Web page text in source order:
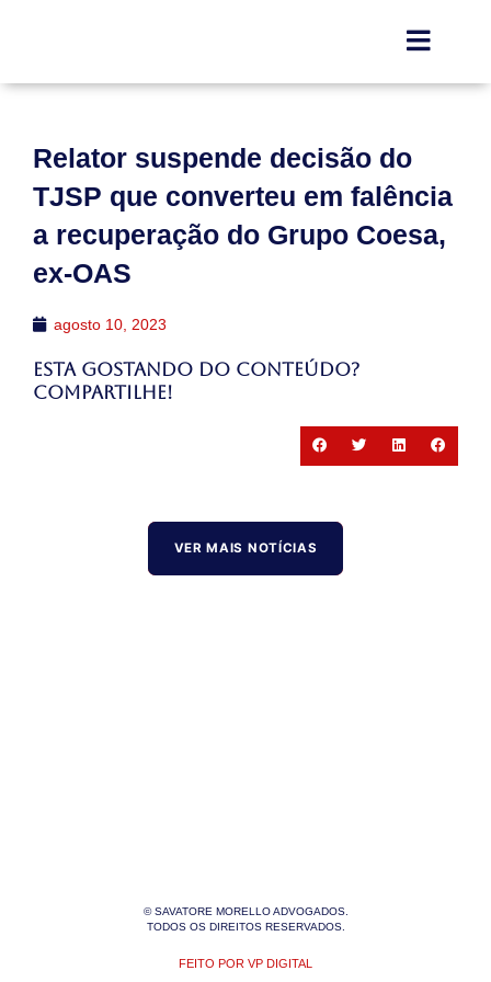
Relator suspende decisão do
TJSP que converteu em falência
a recuperação do Grupo Coesa,
ex-OAS
agosto 10, 2023
Esta gostando do conteúdo?
Compartilhe!
VER MAIS NOTÍCIAS
© SAVATORE MORELLO ADVOGADOS.
TODOS OS DIREITOS RESERVADOS.
FEITO POR VP DIGITAL